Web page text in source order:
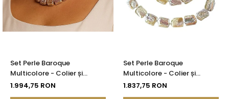
Set Perle Baroque
Multicolore - Colier și
Cercei, Aur Galben 14K |
1.994,75 RON
Set Perle Baroque
Multicolore - Colier și
Brățară, Aur Galben 14K |
1.837,75 RON